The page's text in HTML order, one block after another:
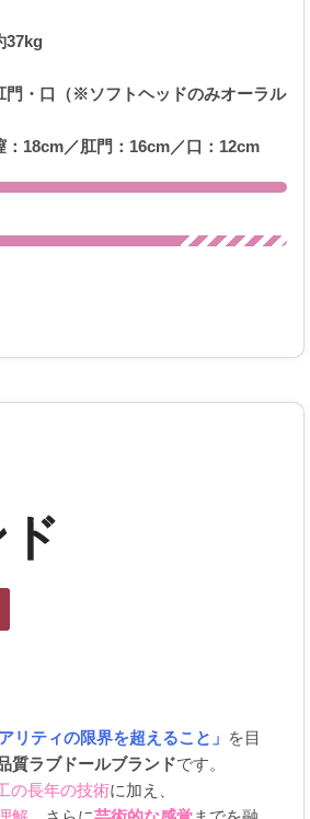
37kg
門・口（※ソフトヘッドのみオーラル
：18cm／肛門：16cm／口：12cm
アリティの限界を超えること」 を目
質ラブドールブランドです。
の長年の技術に加え、